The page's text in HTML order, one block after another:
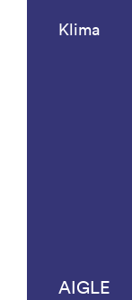
Klima
AIGLE